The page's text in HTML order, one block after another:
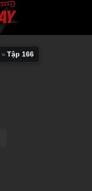
» Tập 166